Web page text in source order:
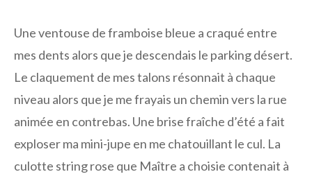
Une ventouse de framboise bleue a craqué entre
mes dents alors que je descendais le parking désert.
Le claquement de mes talons résonnait à chaque
niveau alors que je me frayais un chemin vers la rue
animée en contrebas. Une brise fraîche d’été a fait
exploser ma mini-jupe en me chatouillant le cul. La
culotte string rose que Maître a choisie contenait à